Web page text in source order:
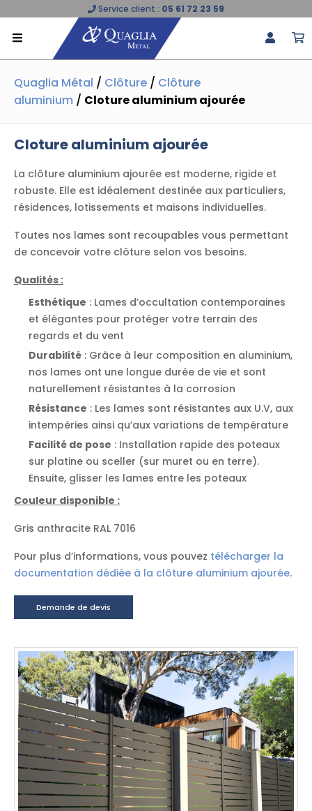
Service client : 05 61 72 23 59
Quaglia Métal / Clôture / Clôture
aluminium / Cloture aluminium ajourée
Cloture aluminium ajourée
La clôture aluminium ajourée est moderne, rigide et
robuste. Elle est idéalement destinée aux particuliers,
résidences, lotissements et maisons individuelles.
Toutes nos lames sont recoupables vous permettant
de concevoir votre clôture selon vos besoins.
Qualités :
Esthétique : Lames d’occultation contemporaines
et élégantes pour protéger votre terrain des
regards et du vent
Durabilité : Grâce à leur composition en aluminium,
nos lames ont une longue durée de vie et sont
naturellement résistantes à la corrosion
Résistance : Les lames sont résistantes aux U.V, aux
intempéries ainsi qu’aux variations de température
Facilité de pose : Installation rapide des poteaux
sur platine ou sceller (sur muret ou en terre).
Ensuite, glisser les lames entre les poteaux
Couleur disponible :
Gris anthracite RAL 7016
Pour plus d’informations, vous pouvez télécharger la
documentation dédiée à la clôture aluminium ajourée.
Demande de devis